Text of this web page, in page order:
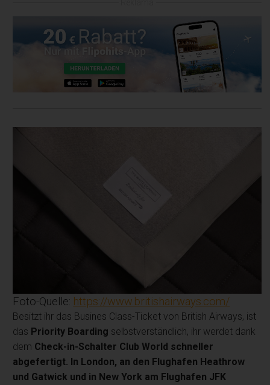
Foto-Quelle: https://www.britishairways.com/
Besitzt ihr das Busines Class-Ticket von British Airways, ist
das Priority Boarding selbstverständlich, ihr werdet dank
dem Check-in-Schalter Club World schneller
abgefertigt. In London, an den Flughafen Heathrow
und Gatwick und in New York am Flughafen JFK